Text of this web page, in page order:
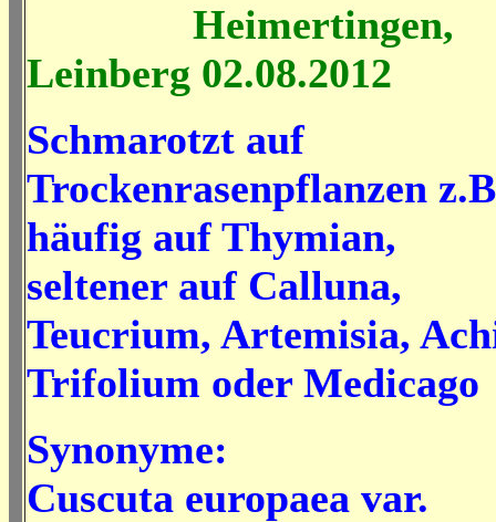
Heimertingen,
Leinberg 02.08.2012
Schmarotzt auf
Trockenrasenpflanzen
häufig auf Thymian,
seltener auf Calluna,
Teucrium, Artemisia,
Trifolium oder Medicago
Synonyme:
Cuscuta europaea var.